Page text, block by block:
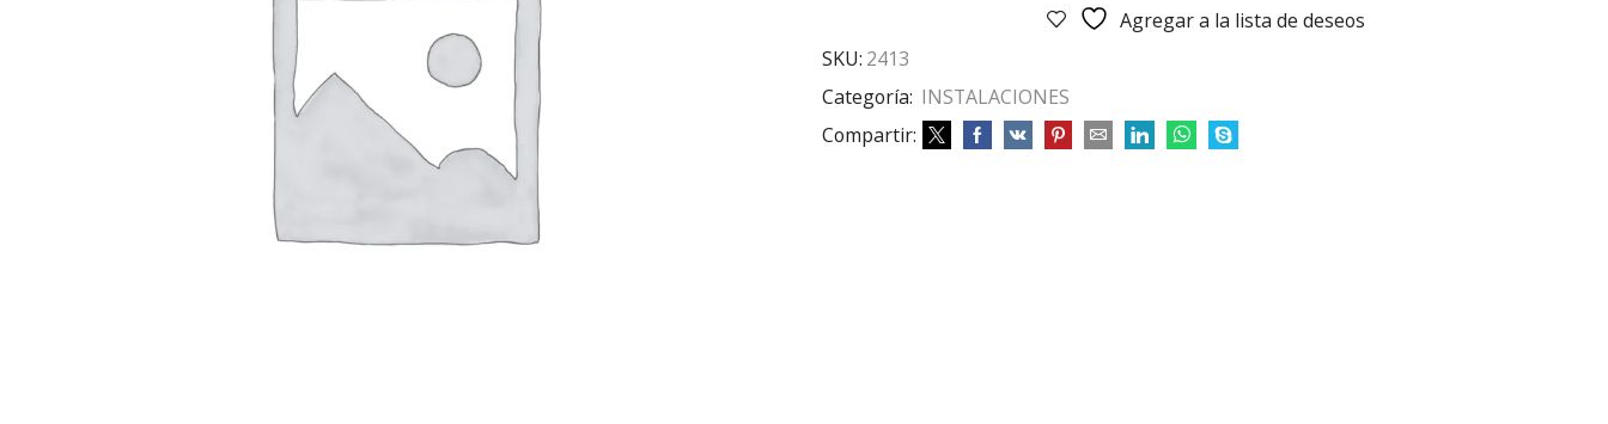
Agregar a la lista de deseos
SKU: 2413
Categoría: INSTALACIONES
Compartir: